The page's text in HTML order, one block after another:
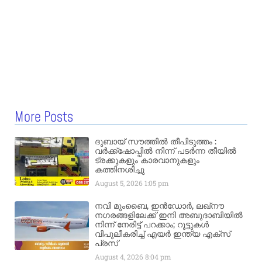
More Posts
ദുബായ് സൗത്തിൽ തീപിടുത്തം :
വർക്ക്‌ഷോപ്പിൽ നിന്ന് പടർന്ന തീയിൽ
ട്രക്കുകളും കാരവാനുകളും
കത്തിനശിച്ചു
August 5, 2026 1:05 pm
നവി മുംബൈ, ഇൻഡോർ, ലഖ്നൗ
നഗരങ്ങളിലേക്ക് ഇനി അബുദാബിയിൽ
നിന്ന് നേരിട്ട് പറക്കാം; റൂട്ടുകൾ
വിപുലീകരിച്ച് എയർ ഇന്ത്യ എക്സ്
പ്രസ്
August 4, 20268:04 pm